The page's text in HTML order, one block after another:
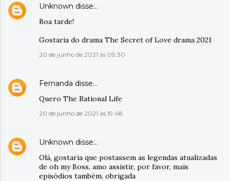
Unknown disse…
Boa tarde!
Gostaria do drama The Secret of Love drama 2021
20 de junho de 2021 às 09:30
Fernanda disse…
Quero The Rational Life
20 de junho de 2021 às 19:48
Unknown disse…
Olá, gostaria que postassem as legendas atualizadas
de oh my Boss, amo assistir, por favor, mais
episódios também, obrigada